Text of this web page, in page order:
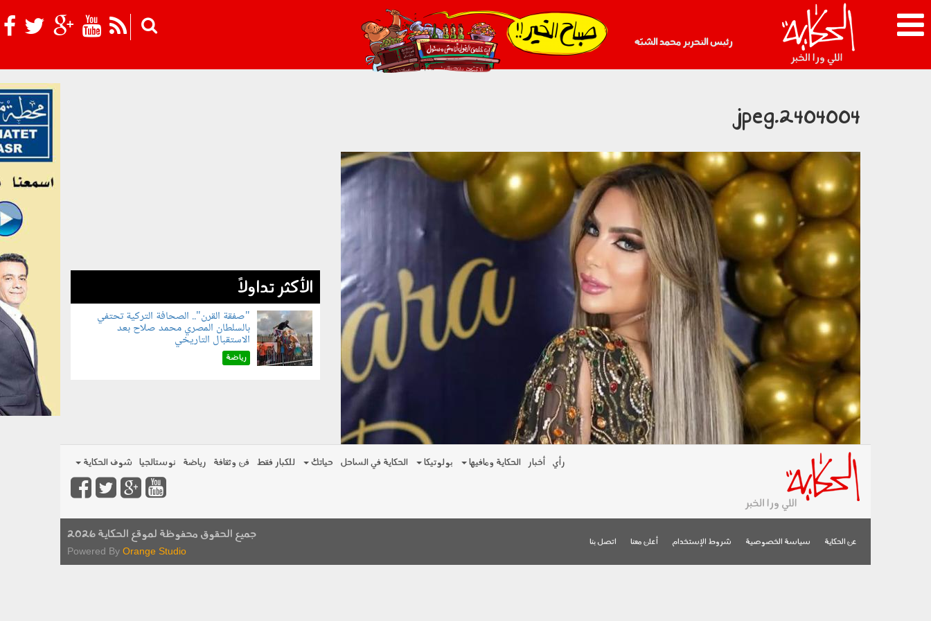
رئيس التحرير محمد الشبّه
021_2.png
2404004.jpeg
الأكثر تداولاً
070801.jpg
"صفقة القرن".. الصحافة التركية تحتفي
بالسلطان المصري محمد صلاح بعد
الاستقبال التاريخي
رياضة
رأي أخبار الحكاية ومافيها بولوتيكا الحكاية في الساحل حياتك للكبار فقط فن وثقافة رياضة نوستالجيا شوف الحكاية
عن الحكاية سياسة الخصوصية شروط الإستخدام أعلن معنا اتصل بنا جميع الحقوق محفوظة لموقع الحكاية 2026
Powered By Orange Studio